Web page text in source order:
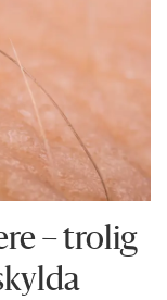
– trolig